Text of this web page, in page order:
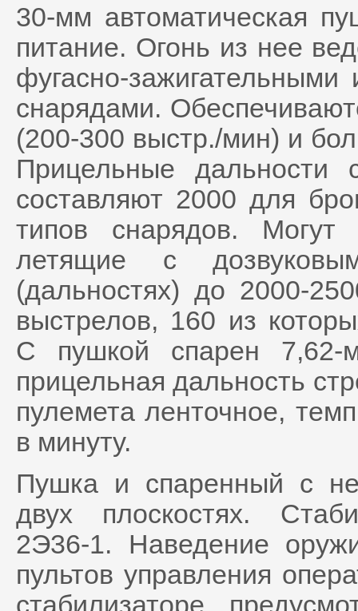
30-мм автоматическая
питание. Огонь из нее
фугасно-
снарядами.
(200-300 выстр./мин) и
Прицельные
составляют 2000 для
типов снарядов.
летящие с
(дальностях) до 2000-
выстрелов, 160 из
С пушкой спарен 7,62-
прицельная дальность
пулемета ленточное,
в минуту.
Пушка и спаренный с
двух плоскостях.
2Э36-1. Наведение
пультов управления
стабилизаторе